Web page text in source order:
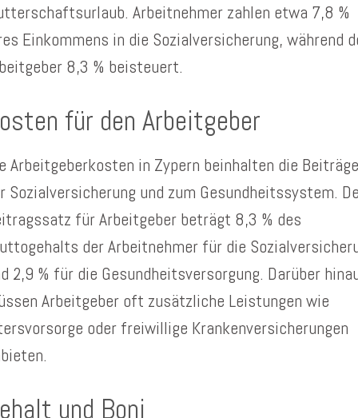
Arbeitnehmer zahlen etwa 7,8 %
Einkommens in die Sozialversicherung, während
8,3 % beisteuert.
für den Arbeitgeber
Arbeitgeberkosten in Zypern beinhalten die Beiträge
Sozialversicherung und zum Gesundheitssystem.
für Arbeitgeber beträgt 8,3 % des
der Arbeitnehmer für die
2,9 % für die Gesundheitsversorgung. Darüber
Arbeitgeber oft zusätzliche Leistungen wie
oder freiwillige Krankenversicherungen
und Boni